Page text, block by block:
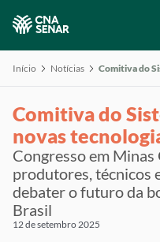
Início Notícias
Comitiva do
novas
Congresso em
produtores, técnicos
debater o futuro da
Brasil
12 de setembro 2025